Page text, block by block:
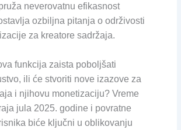
neverovatnu efikasnost
ozbiljna pitanja o održivosti
za kreatore sadržaja.
funkcija zaista poboljšati
ili će stvoriti nove izazove za
i njihovu monetizaciju? Vreme
jula 2025. godine i povratne
biće ključni u oblikovanju